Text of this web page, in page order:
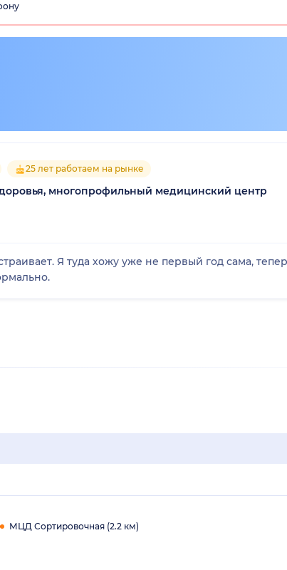
25 лет работаем на рынке
многопрофильный медицинский центр
Я туда хожу уже не первый год сама,
МЦД Сортировочная (2.2 км)